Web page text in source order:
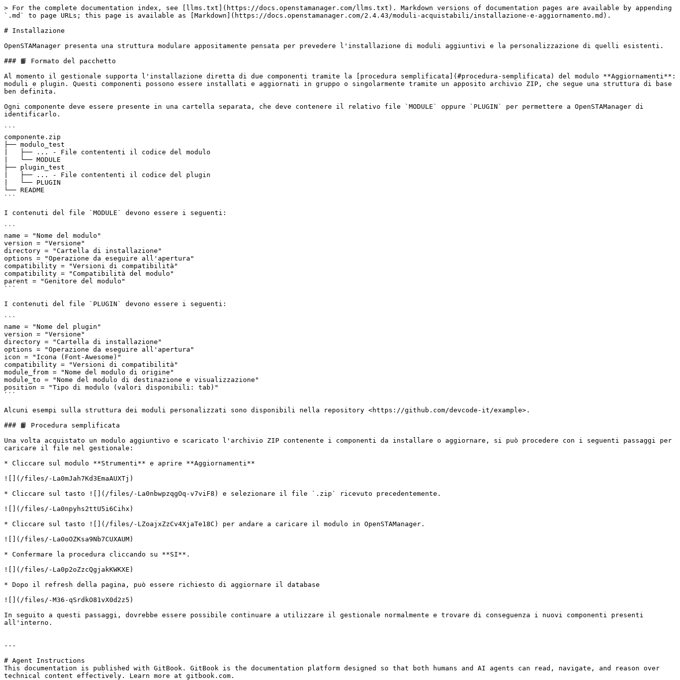
> For the complete documentation index, see [llms.txt](https://docs.openstamanager.com/llms.txt). Markdown versions of documentation pages are available by appending
`.md` to page URLs; this page is available as [Markdown](https://docs.openstamanager.com/2.4.43/moduli-acquistabili/installazione-e-aggiornamento.md).
# Installazione
OpenSTAManager presenta una struttura modulare appositamente pensata per prevedere l'installazione di moduli aggiuntivi e la personalizzazione di quelli esistenti.
### 📙 Formato del pacchetto
Al momento il gestionale supporta l'installazione diretta di due componenti tramite la [procedura semplificata](#procedura-semplificata) del modulo **Aggiornamenti**:
moduli e plugin. Questi componenti possono essere installati e aggiornati in gruppo o singolarmente tramite un apposito archivio ZIP, che segue una struttura di base
ben definita.
Ogni componente deve essere presente in una cartella separata, che deve contenere il relativo file `MODULE` oppure `PLUGIN` per permettere a OpenSTAManager di
identificarlo.
```
componente.zip
├── modulo_test
|   ├── ... - File contententi il codice del modulo
|   └── MODULE
├── plugin_test
|   ├── ... - File contententi il codice del plugin
|   └── PLUGIN
└── README
```
I contenuti del file `MODULE` devono essere i seguenti:
```
name = "Nome del modulo"
version = "Versione"
directory = "Cartella di installazione"
options = "Operazione da eseguire all'apertura"
compatibility = "Versioni di compatibilità"
compatibility = "Compatibilità del modulo"
parent = "Genitore del modulo"
```
I contenuti del file `PLUGIN` devono essere i seguenti:
```
name = "Nome del plugin"
version = "Versione"
directory = "Cartella di installazione"
options = "Operazione da eseguire all'apertura"
icon = "Icona (Font-Awesome)"
compatibility = "Versioni di compatibilità"
module_from = "Nome del modulo di origine"
module_to = "Nome del modulo di destinazione e visualizzazione"
position = "Tipo di modulo (valori disponibili: tab)"
```
Alcuni esempi sulla struttura dei moduli personalizzati sono disponibili nella repository <https://github.com/devcode-it/example>.
### 📙 Procedura semplificata
Una volta acquistato un modulo aggiuntivo e scaricato l'archivio ZIP contenente i componenti da installare o aggiornare, si può procedere con i seguenti passaggi per
caricare il file nel gestionale:
* Cliccare sul modulo **Strumenti** e aprire **Aggiornamenti**
![](/files/-La0mJah7Kd3EmaAUXTj)
* Cliccare sul tasto ![](/files/-La0nbwpzqgOq-v7viF8) e selezionare il file `.zip` ricevuto precedentemente.
![](/files/-La0npyhs2ttU5i6Cihx)
* Cliccare sul tasto ![](/files/-LZoajxZzCv4XjaTe18C) per andare a caricare il modulo in OpenSTAManager.
![](/files/-La0oOZKsa9Nb7CUXAUM)
* Confermare la procedura cliccando su **SI**.
![](/files/-La0p2oZzcQgjakKWKXE)
* Dopo il refresh della pagina, può essere richiesto di aggiornare il database
![](/files/-M36-qSrdkO81vX0d2z5)
In seguito a questi passaggi, dovrebbe essere possibile continuare a utilizzare il gestionale normalmente e trovare di conseguenza i nuovi componenti presenti
all'interno.
---
# Agent Instructions
This documentation is published with GitBook. GitBook is the documentation platform designed so that both humans and AI agents can read, navigate, and reason over
technical content effectively. Learn more at gitbook.com.